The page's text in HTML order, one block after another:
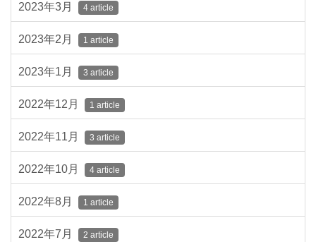
2023年3月 4 article
2023年2月 1 article
2023年1月 3 article
2022年12月 1 article
2022年11月 3 article
2022年10月 4 article
2022年8月 1 article
2022年7月 2 article